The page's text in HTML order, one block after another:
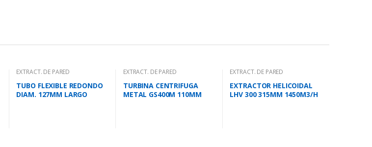
EXTRACT. DE PARED
TUBO FLEXIBLE REDONDO
DIAM. 127MM LARGO
EXTRACT. DE PARED
TURBINA CENTRIFUGA
METAL GS400M 110MM
EXTRACT. DE PARED
EXTRACTOR HELICOIDAL
LHV 300 315MM 1450M3/H